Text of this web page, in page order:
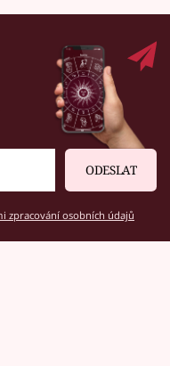
ODESLAT
zpracování osobních údajů